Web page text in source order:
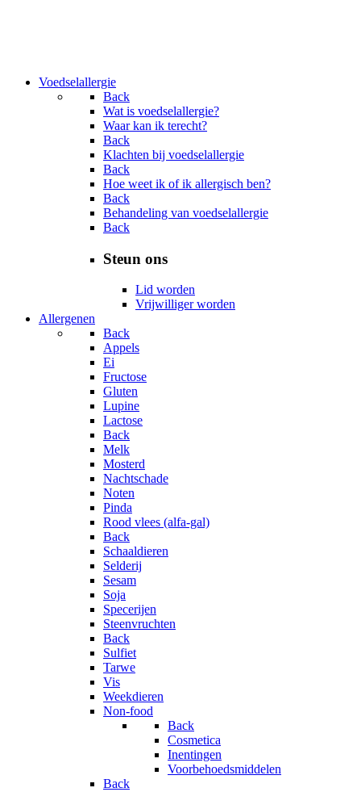
Voedselallergie
Back
Wat is voedselallergie?
Waar kan ik terecht?
Back
Klachten bij voedselallergie
Back
Hoe weet ik of ik allergisch ben?
Back
Behandeling van voedselallergie
Back
Steun ons
Lid worden
Vrijwilliger worden
Allergenen
Back
Appels
Ei
Fructose
Gluten
Lupine
Lactose
Back
Melk
Mosterd
Nachtschade
Noten
Pinda
Rood vlees (alfa-gal)
Back
Schaaldieren
Selderij
Sesam
Soja
Specerijen
Steenvruchten
Back
Sulfiet
Tarwe
Vis
Weekdieren
Non-food
Back
Cosmetica
Inentingen
Voorbehoedsmiddelen
Back